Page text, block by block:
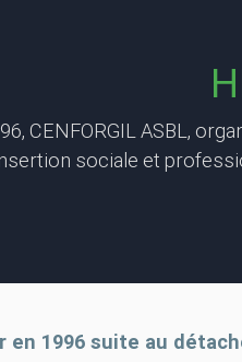
CENFORGIL ASBL,
sociale et
en 1996 suite au